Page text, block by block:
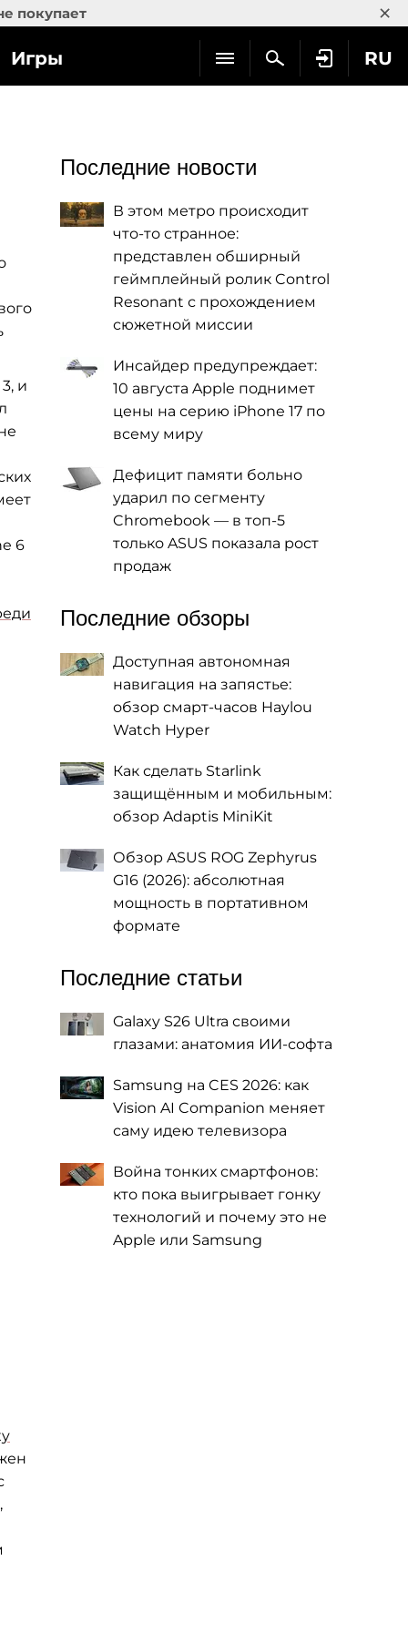
покупает ×
RU
Игры
и
6
Последние новости
В этом метро происходит
что-то странное:
представлен обширный
геймплейный ролик Control
Resonant с прохождением
сюжетной миссии
Инсайдер предупреждает:
10 августа Apple поднимет
цены на серию iPhone 17 по
всему миру
Дефицит памяти больно
ударил по сегменту
Chromebook — в топ-5
только ASUS показала рост
продаж
Последние обзоры
Доступная автономная
навигация на запястье:
обзор смарт-часов Haylou
Watch Hyper
Как сделать Starlink
защищённым и мобильным:
обзор Adaptis MiniKit
Обзор ASUS ROG Zephyrus
G16 (2026): абсолютная
мощность в портативном
формате
Последние статьи
Galaxy S26 Ultra своими
глазами: анатомия ИИ-софта
Samsung на CES 2026: как
Vision AI Companion меняет
саму идею телевизора
Война тонких смартфонов:
кто пока выигрывает гонку
технологий и почему это не
Apple или Samsung